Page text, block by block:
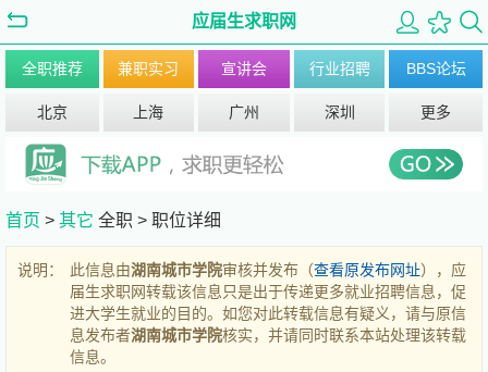
应届生求职网
全职推荐 兼职实习 宣讲会 行业招聘 BBS论坛
北京 上海 广州 深圳 更多
首页 > 其它 全职 > 职位详细
说明： 此信息由湖南城市学院审核并发布（查看原发布网址），应
届生求职网转载该信息只是出于传递更多就业招聘信息，促
进大学生就业的目的。如您对此转载信息有疑义，请与原信
息发布者湖南城市学院核实，并请同时联系本站处理该转载
信息。